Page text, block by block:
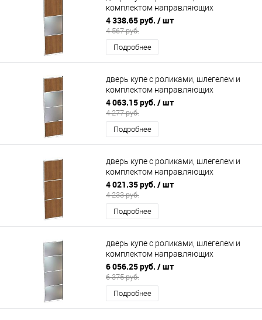
комплектом направляющих
800х2200мм (2 секции ЛДСП, 1
зеркало)
4 338.65 руб. / шт
4 567 руб.
Подробнее
дверь купе с роликами, шлегелем и
комплектом направляющих
600х2200мм (2 секции ЛДСП/2
зеркало)
4 063.15 руб. / шт
4 277 руб.
Подробнее
дверь купе с роликами, шлегелем и
комплектом направляющих
900х2200мм (ЛДСП 3 секции)
4 021.35 руб. / шт
4 233 руб.
Подробнее
дверь купе с роликами, шлегелем и
комплектом направляющих
900х2200мм (4 секции зеркало)
6 056.25 руб. / шт
6 375 руб.
Подробнее